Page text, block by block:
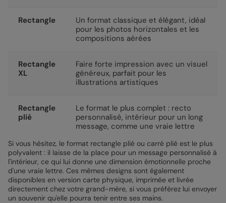
Rectangle
Un format classique et élégant, idéal
pour les photos horizontales et les
compositions aérées
Rectangle
XL
Faire forte impression avec un visuel
généreux, parfait pour les
illustrations artistiques
Rectangle
plié
Le format le plus complet : recto
personnalisé, intérieur pour un long
message, comme une vraie lettre
Si vous hésitez, le format rectangle plié ou carré plié est le plus
polyvalent : il laisse de la place pour un message personnalisé à
l'intérieur, ce qui lui donne une dimension émotionnelle proche
d'une vraie lettre. Ces mêmes designs sont également
disponibles en version carte physique, imprimée et livrée
directement chez votre grand-mère, si vous préférez lui envoyer
un souvenir qu'elle pourra tenir entre ses mains.